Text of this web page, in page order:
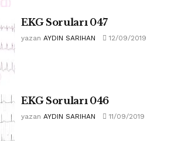
EKG Soruları 047
yazan AYDIN SARIHAN 12/09/2019
EKG Soruları 046
yazan AYDIN SARIHAN 11/09/2019